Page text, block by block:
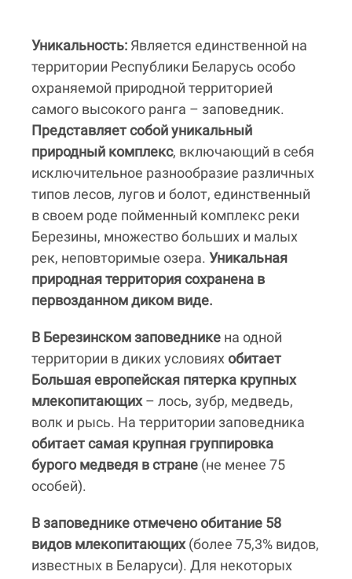
Уникальность: Является единственной на
территории Республики Беларусь особо
охраняемой природной территорией
самого высокого ранга – заповедник.
Представляет собой уникальный
природный комплекс, включающий в себя
исключительное разнообразие различных
типов лесов, лугов и болот, единственный
в своем роде пойменный комплекс реки
Березины, множество больших и малых
рек, неповторимые озера. Уникальная
природная территория сохранена в
первозданном диком виде.
В Березинском заповеднике на одной
территории в диких условиях обитает
Большая европейская пятерка крупных
млекопитающих – лось, зубр, медведь,
волк и рысь. На территории заповедника
обитает самая крупная группировка
бурого медведя в стране (не менее 75
особей).
В заповеднике отмечено обитание 58
видов млекопитающих (более 75,3% видов,
известных в Беларуси). Для некоторых